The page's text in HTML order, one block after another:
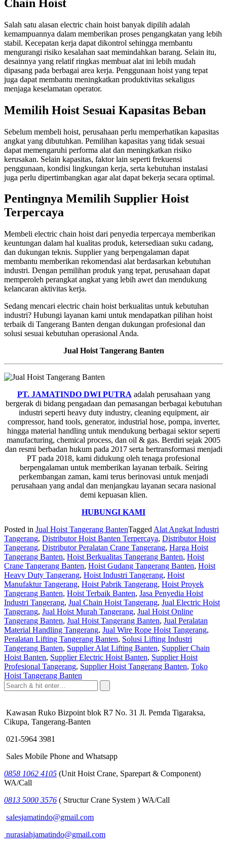
Chain Hoist
Salah satu alasan electric chain hoist banyak dipilih adalah
kemampuannya dalam memberikan proses pengangkatan yang lebih
stabil. Kecepatan kerja dapat dikontrol sehingga membantu
mengurangi risiko kesalahan saat memindahkan barang. Selain itu,
desainnya yang relatif ringkas membuat alat ini lebih mudah
dipasang pada berbagai area kerja. Penggunaan hoist yang tepat
juga dapat membantu meningkatkan produktivitas sekaligus
menjaga keselamatan operator.
Memilih Hoist Sesuai Kapasitas Beban
Sebelum membeli hoist, perusahaan perlu memperhatikan kapasitas
angkat yang dibutuhkan. Pemilihan kapasitas yang tidak sesuai
dapat memengaruhi performa alat dan meningkatkan risiko
kerusakan. Selain kapasitas, faktor lain seperti frekuensi
penggunaan, kondisi lingkungan kerja, serta kebutuhan instalasi
juga perlu dipertimbangkan agar alat dapat bekerja secara optimal.
Pentingnya Memilih Supplier Hoist
Terpercaya
Membeli electric chain hoist dari penyedia terpercaya memberikan
keuntungan dalam hal kualitas produk, ketersediaan suku cadang,
dan dukungan teknis. Supplier yang berpengalaman dapat
membantu memberikan rekomendasi alat berdasarkan kebutuhan
industri. Dengan pemilihan produk yang tepat, perusahaan dapat
memperoleh perangkat angkat yang lebih awet dan mendukung
kelancaran aktivitas kerja.
Sedang mencari electric chain hoist berkualitas untuk kebutuhan
industri? Hubungi layanan kami untuk mendapatkan pilihan hoist
terbaik di Tangerang Banten dengan dukungan profesional dan
solusi sesuai kebutuhan operasional Anda.
Jual Hoist Tangerang Banten
PT. JAMATINDO DWI PUTRA adalah perusahaan yang
bergerak di bidang pengadaan dan pemasangan berbagai kebutuhan
industri seperti heavy duty industry, cleaning equipment, air
compressor, hand tools, generator, industrial hose, pompa, inverter,
hingga material handling untuk mendukung berbagai sektor seperti
manufacturing, chemical process, dan oil & gas. Berdiri sejak 2005
dan resmi berbadan hukum pada 2017 serta bertransformasi menjadi
PT pada 2018, kami didukung oleh tenaga profesional
berpengalaman untuk memberikan layanan terbaik. Seiring
perkembangan zaman, kami terus berinovasi untuk menjadi
perusahaan yang andal dan menjangkau layanan secara nasional
demi kepuasan klien.
HUBUNGI KAMI
Posted in Jual Hoist Tangerang BantenTagged Alat Angkat Industri
Tangerang, Distributor Hoist Banten Terpercaya, Distributor Hoist
Tangerang, Distributor Peralatan Crane Tangerang, Harga Hoist
Tangerang Banten, Hoist Berkualitas Tangerang Banten, Hoist
Crane Tangerang Banten, Hoist Gudang Tangerang Banten, Hoist
Heavy Duty Tangerang, Hoist Industri Tangerang, Hoist
Manufaktur Tangerang, Hoist Pabrik Tangerang, Hoist Proyek
Tangerang Banten, Hoist Terbaik Banten, Jasa Penyedia Hoist
Industri Tangerang, Jual Chain Hoist Tangerang, Jual Electric Hoist
Tangerang, Jual Hoist Murah Tangerang, Jual Hoist Online
Tangerang Banten, Jual Hoist Tangerang Banten, Jual Peralatan
Material Handling Tangerang, Jual Wire Rope Hoist Tangerang,
Peralatan Lifting Tangerang Banten, Solusi Lifting Industri
Tangerang Banten, Supplier Alat Lifting Banten, Supplier Chain
Hoist Banten, Supplier Electric Hoist Banten, Supplier Hoist
Profesional Tangerang, Supplier Hoist Tangerang Banten, Toko
Hoist Tangerang Banten
Kawasan Ruko Bizpoint blok R7 No. 31 Jl. Pemda Tigaraksa,
Cikupa, Tangerang-Banten
021-5964 3981
Sales Mobile Phone and Whatsapp
0858 1062 4105 (Unit Hoist Crane, Sparepart & Component)
WA/Call
0813 5000 3576 ( Structur Crane System ) WA/Call
salesjamatindo@gmail.com
nurasiahjamatindo@gmail.com